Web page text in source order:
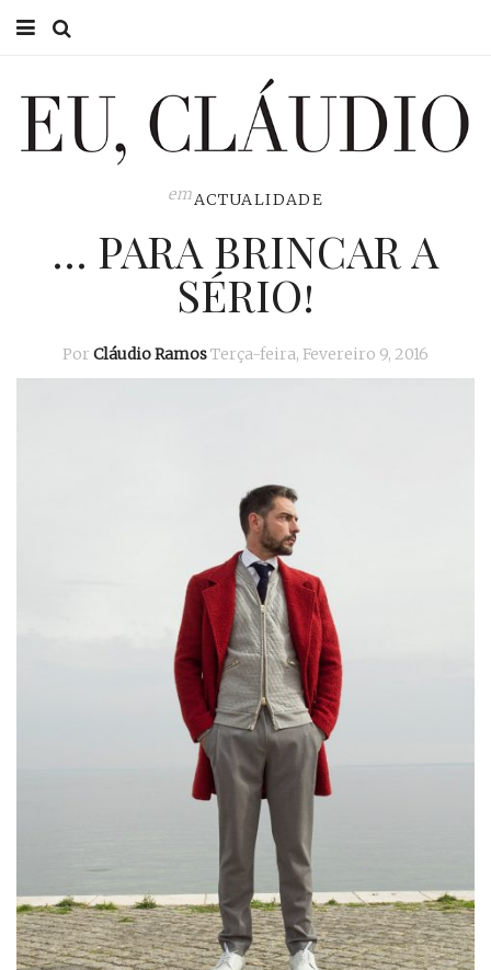
EU CLÁUDIO
EU NA TV
emACTUALIDADE
… PARA BRINCAR A
SÉRIO!
Por Cláudio RamosTerça-feira, Fevereiro 9, 2016